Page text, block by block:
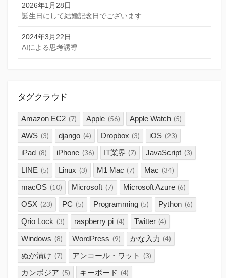
2026年1月28日
誕生日にして結婚記念日でございます
2024年3月22日
AIによる思考誘導
タグクラウド
Amazon EC2 (7) Apple (56) Apple Watch (5)
AWS (3) django (4) Dropbox (3) iOS (23)
iPad (8) iPhone (36) IT業界 (7) JavaScript (3)
LINE (5) Linux (3) M1 Mac (7) Mac (34)
macOS (10) Microsoft (7) Microsoft Azure (6)
OSX (23) PC (5) Programming (5) Python (6)
Qrio Lock (3) raspberry pi (4) Twitter (4)
Windows (8) WordPress (9) かな入力 (4)
ぬか漬け (7) アンコール・ワット (3)
カンボジア (5) キーボード (4)